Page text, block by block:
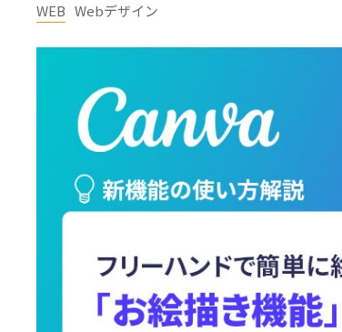
WEB Webデザイン